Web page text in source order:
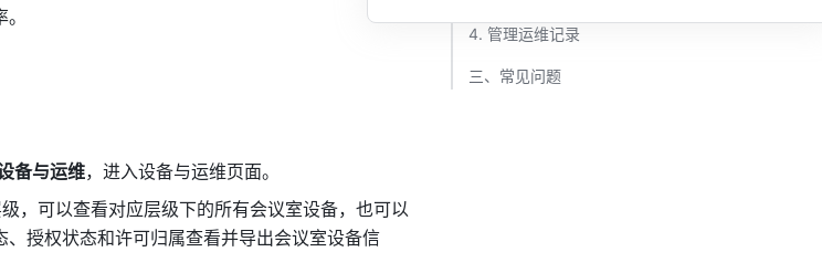
备与运维，进入设备与运维页面。
，可以查看对应层级下的所有会议室设备，也可以
授权状态和许可归属查看并导出会议室设备信
4. 管理运维记录​
三、常见问题​